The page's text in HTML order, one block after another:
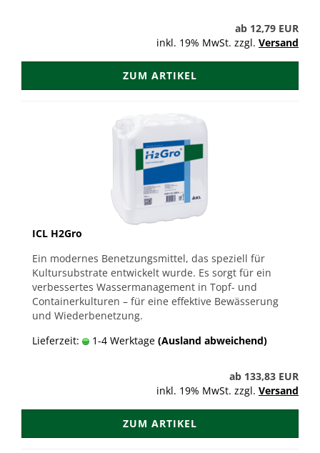
ab 12,79 EUR
inkl. 19% MwSt. zzgl. Versand
ZUM ARTIKEL
ICL H2Gro
Ein modernes Benetzungsmittel, das speziell für
Kultursubstrate entwickelt wurde. Es sorgt für ein
verbessertes Wassermanagement in Topf- und
Containerkulturen – für eine effektive Bewässerung
und Wiederbenetzung.
Lieferzeit:
1-4 Werktage (Ausland abweichend)
ab 133,83 EUR
inkl. 19% MwSt. zzgl. Versand
ZUM ARTIKEL